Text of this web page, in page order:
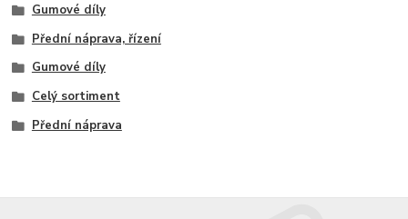
Gumové díly
Přední náprava, řízení
Gumové díly
Celý sortiment
Přední náprava